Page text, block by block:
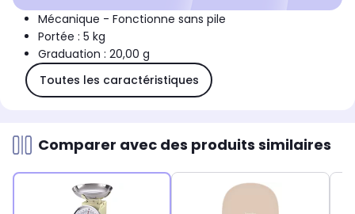
Mécanique - Fonctionne sans pile
Portée : 5 kg
Graduation : 20,00 g
Toutes les caractéristiques
Comparer avec des produits similaires